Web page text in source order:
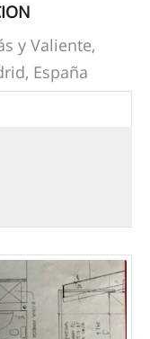
y Valiente,
España